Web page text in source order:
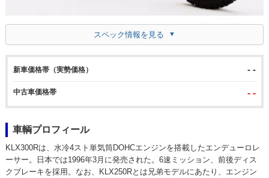
スペック情報を見る
新車価格帯（実勢価格） - -
中古車価格帯 - -
車輌プロフィール
KLX300Rは、水冷4スト単気筒DOHCエンジンを搭載したエンデューロレ
ーサー。日本では1996年3月に発売された。6速ミッション、前後ディス
クブレーキを採用。なお、KLX250Rとは兄弟モデルにあたり、エンジン